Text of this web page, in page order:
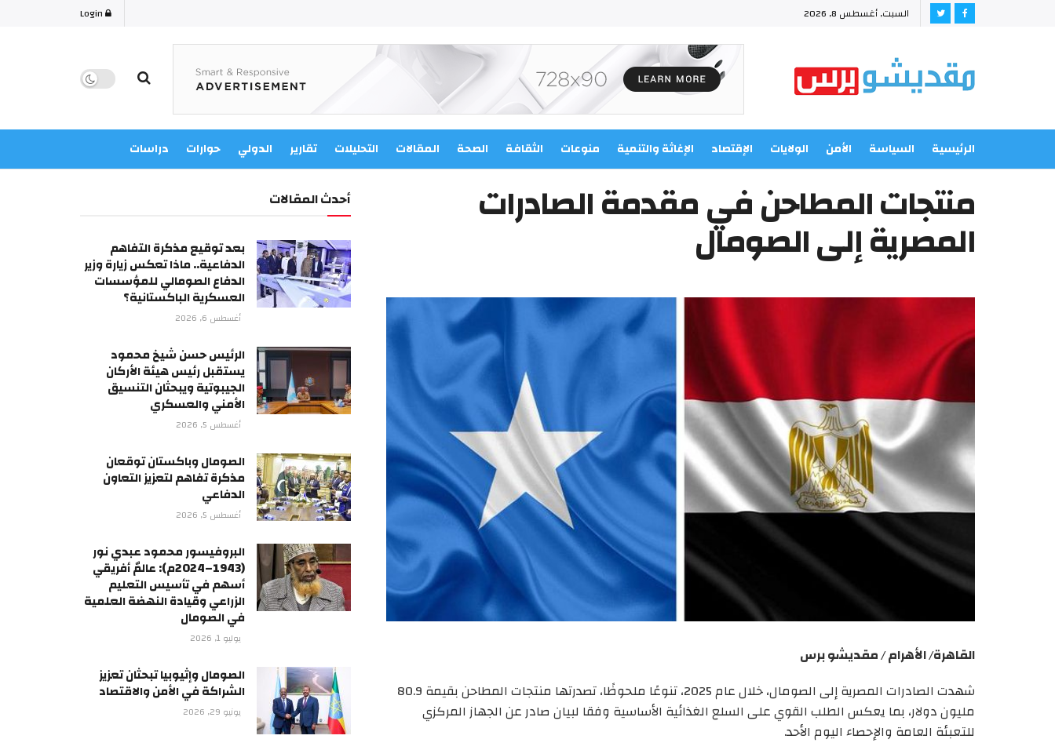
السبت, أغسطس 8, 2026
الرئيسية السياسة الأمن الولايات الإقتصاد الإغاثة والتنمية منوعات الثقافة الصحة المقالات التحليلات تقارير الدولي حوارات دراسات
منتجات المطاحن في مقدمة الصادرات
المصرية إلى الصومال
القاهرة/ الأهرام / مقديشو برس
شهدت الصادرات المصرية إلى الصومال، خلال عام 2025، تنوعًا ملحوظًا، تصدرتها منتجات المطاحن بقيمة 80.9
مليون دولار، بما يعكس الطلب القوي على السلع الغذائية الأساسية وفقا لبيان صادر عن الجهاز المركزي
للتعبئة العامة والإحصاء اليوم الأحد.
أحدث المقالات
بعد توقيع مذكرة التفاهم
الدفاعية.. ماذا تعكس زيارة وزير
الدفاع الصومالي للمؤسسات
العسكرية الباكستانية؟
أغسطس 6, 2026
الرئيس حسن شيخ محمود
يستقبل رئيس هيئة الأركان
الجيبوتية ويبحثان التنسيق
الأمني والعسكري
أغسطس 5, 2026
الصومال وباكستان توقعان
مذكرة تفاهم لتعزيز التعاون
الدفاعي
أغسطس 5, 2026
البروفيسور محمود عبدي نور
(1943–2024م): عالمٌ أفريقي
أسهم في تأسيس التعليم
الزراعي وقيادة النهضة العلمية
في الصومال
يوليو 1, 2026
الصومال وإثيوبيا تبحثان تعزيز
الشراكة في الأمن والاقتصاد
يونيو 29, 2026